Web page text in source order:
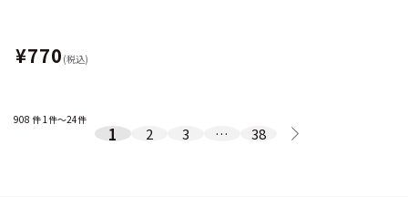
¥770 (税込)
908 件1件～24件
1 2 3 … 38